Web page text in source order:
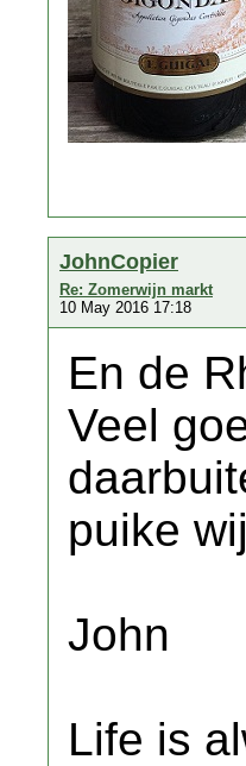
JohnCopier
Re: Zomerwijn markt
10 May 2016 17:18
En de
Veel
puike
John
Life is